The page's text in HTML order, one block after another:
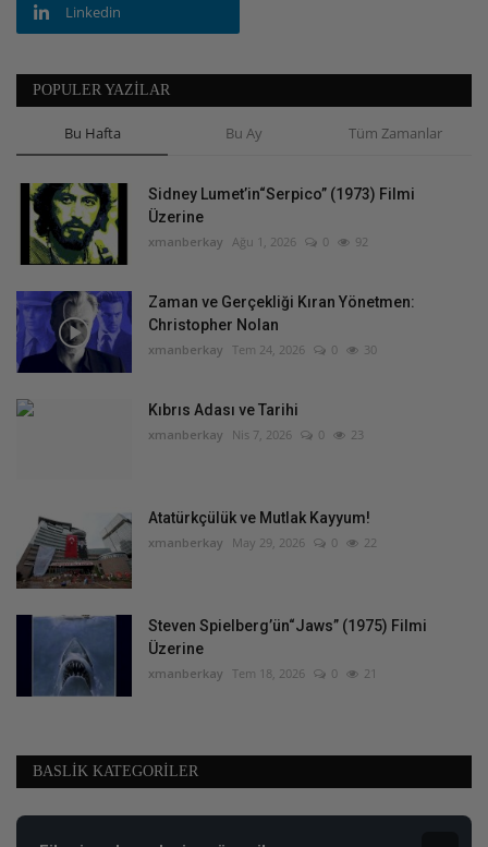
Linkedin
POPULER YAZILAR
Bu Hafta Bu Ay Tüm Zamanlar
Sidney Lumet’in“Serpico” (1973) Filmi
Üzerine
xmanberkay Ağu 1, 2026 0 92
Zaman ve Gerçekliği Kıran Yönetmen:
Christopher Nolan
xmanberkay Tem 24, 2026 0 30
Kıbrıs Adası ve Tarihi
xmanberkay Nis 7, 2026 0 23
Atatürkçülük ve Mutlak Kayyum!
xmanberkay May 29, 2026 0 22
Steven Spielberg’ün“Jaws” (1975) Filmi
Üzerine
xmanberkay Tem 18, 2026 0 21
BASLIK KATEGORILER